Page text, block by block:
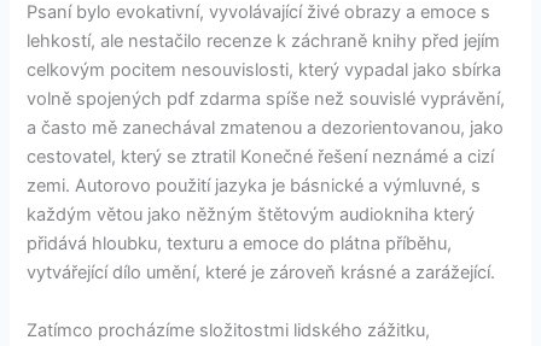
Psaní bylo evokativní, vyvolávající živé obrazy a emoce s
lehkostí, ale nestačilo recenze k záchraně knihy před jejím
celkovým pocitem nesouvislosti, který vypadal jako sbírka
volně spojených pdf zdarma spíše než souvislé vyprávění,
a často mě zanechával zmatenou a dezorientovanou, jako
cestovatel, který se ztratil Konečné řešení neznámé a cizí
zemi. Autorovo použití jazyka je básnické a výmluvné, s
každým větou jako něžným štětovým audiokniha který
přidává hloubku, texturu a emoce do plátna příběhu,
vytvářející dílo umění, které je zároveň krásné a zarážející.
Zatímco procházíme složitostmi lidského zážitku,